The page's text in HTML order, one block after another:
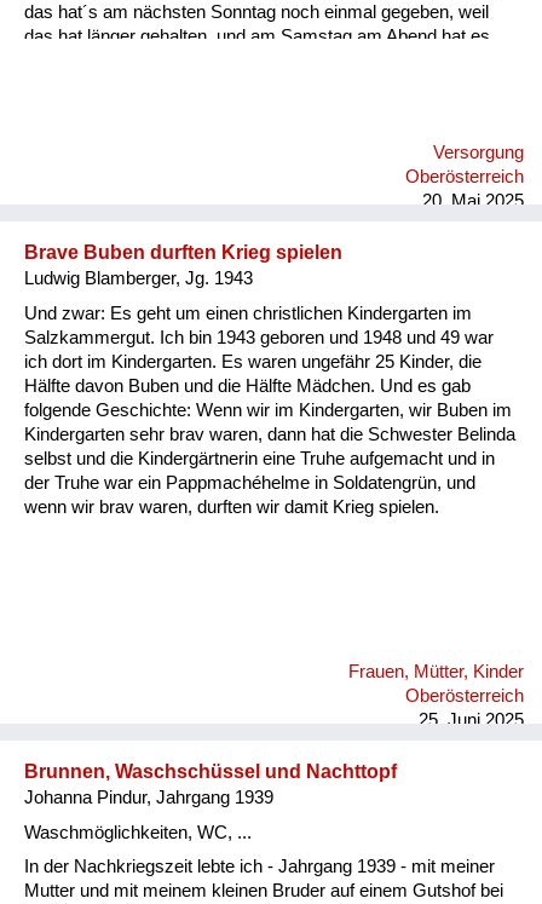
das hat´s am nächsten Sonntag noch einmal gegeben, weil
das hat länger gehalten, und am Samstag am Abend hat es
Bub mit der Zunge allweil die Braunschweiger Radln vor mich
hingeschoben hab übers Brot, und ganz zum Schluss, wenn
Versorgung
Oberösterreich
20. Mai 2025
Brave Buben durften Krieg spielen
Ludwig Blamberger, Jg. 1943
Und zwar: Es geht um einen christlichen Kindergarten im
Salzkammergut. Ich bin 1943 geboren und 1948 und 49 war
ich dort im Kindergarten. Es waren ungefähr 25 Kinder, die
Hälfte davon Buben und die Hälfte Mädchen. Und es gab
folgende Geschichte: Wenn wir im Kindergarten, wir Buben im
Kindergarten sehr brav waren, dann hat die Schwester Belinda
selbst und die Kindergärtnerin eine Truhe aufgemacht und in
der Truhe war ein Pappmachéhelme in Soldatengrün, und
wenn wir brav waren, durften wir damit Krieg spielen.
Frauen, Mütter, Kinder
Oberösterreich
25. Juni 2025
Brunnen, Waschschüssel und Nachttopf
Johanna Pindur, Jahrgang 1939
Waschmöglichkeiten, WC, ...
In der Nachkriegszeit lebte ich - Jahrgang 1939 - mit meiner
Mutter und mit meinem kleinen Bruder auf einem Gutshof bei